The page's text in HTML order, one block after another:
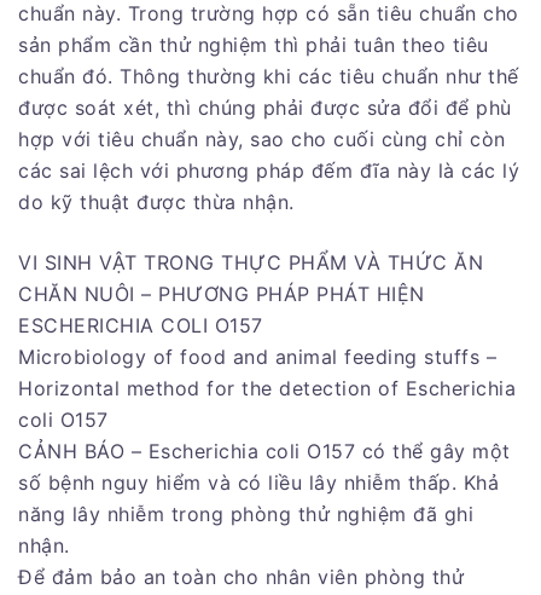
chuẩn này. Trong trường hợp có sẵn tiêu chuẩn cho
sản phẩm cần thử nghiệm thì phải tuân theo tiêu
chuẩn đó. Thông thường khi các tiêu chuẩn như thế
được soát xét, thì chúng phải được sửa đổi để phù
hợp với tiêu chuẩn này, sao cho cuối cùng chỉ còn
các sai lệch với phương pháp đếm đĩa này là các lý
do kỹ thuật được thừa nhận.
VI SINH VẬT TRONG THỰC PHẨM VÀ THỨC ĂN
CHĂN NUÔI – PHƯƠNG PHÁP PHÁT HIỆN
ESCHERICHIA COLI O157
Microbiology of food and animal feeding stuffs –
Horizontal method for the detection of Escherichia
coli O157
CẢNH BÁO – Escherichia coli O157 có thể gây một
số bệnh nguy hiểm và có liều lây nhiễm thấp. Khả
năng lây nhiễm trong phòng thử nghiệm đã ghi
nhận.
Để đảm bảo an toàn cho nhân viên phòng thử